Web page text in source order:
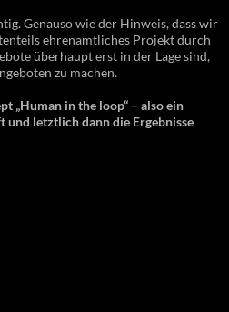
Genauso wie der Hinweis, dass wir
ehrenamtliches Projekt durch
überhaupt erst in der Lage sind,
zu machen.
„Human in the loop“ – also ein
letztlich dann die Ergebnisse